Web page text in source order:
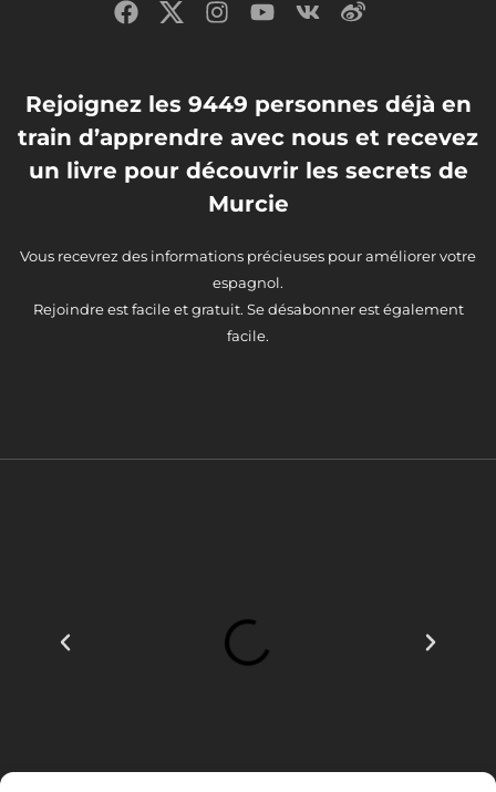
Rejoignez les 9449 personnes déjà en
train d’apprendre avec nous et recevez
un livre pour découvrir les secrets de
Murcie
Vous recevrez des informations précieuses pour améliorer votre
espagnol.
Rejoindre est facile et gratuit. Se désabonner est également
facile.